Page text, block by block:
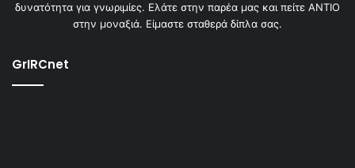
δυνατότητα για γνωριμίες. Ελάτε στην παρέα μας και πείτε ΑΝΤΙΟ
στην μοναξιά. Είμαστε σταθερά δίπλα σας.
GrIRCnet